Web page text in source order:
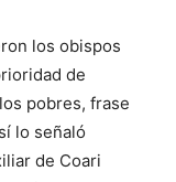
los obispos
de
pobres, frase
lo señaló
de Coari